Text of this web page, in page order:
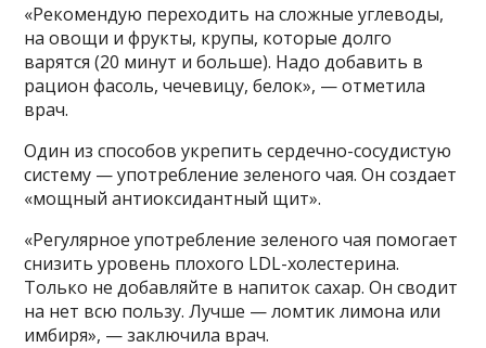
«Рекомендую переходить на сложные углеводы,
на овощи и фрукты, крупы, которые долго
варятся (20 минут и больше). Надо добавить в
рацион фасоль, чечевицу, белок», — отметила
врач.
Один из способов укрепить сердечно-сосудистую
систему — употребление зеленого чая. Он создает
«мощный антиоксидантный щит».
«Регулярное употребление зеленого чая помогает
снизить уровень плохого LDL-холестерина.
Только не добавляйте в напиток сахар. Он сводит
на нет всю пользу. Лучше — ломтик лимона или
имбиря», — заключила врач.